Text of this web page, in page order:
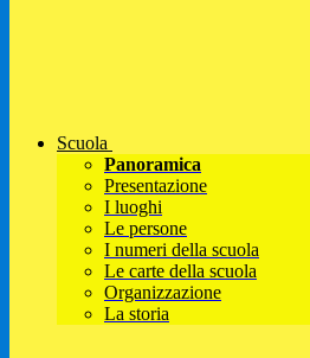
Scuola
Panoramica
Presentazione
I luoghi
Le persone
I numeri della scuola
Le carte della scuola
Organizzazione
La storia